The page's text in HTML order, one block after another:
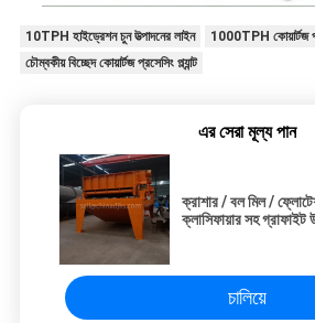
10TPH হাইড্রেশন চুন উত্পাদনের লাইন
1000TPH কোয়ার্টজ
চৌম্বকীয় বিচ্ছেদ কোয়ার্টজ প্রসেসিং প্ল্যান্ট
এর সেরা মূল্য পান
ক্রাশার / বল মিল /
ক্লাসিফায়ার সহ গ্রাফাইট
চালিয়ে